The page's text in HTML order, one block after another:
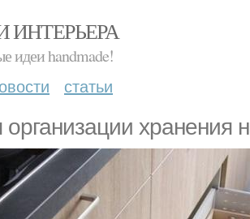
ИНТЕРЬЕРА
идеи handmade!
статьи
хранения